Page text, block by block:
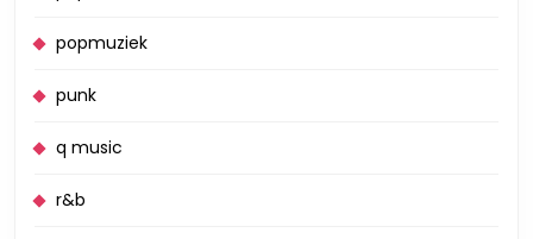
popmuziek
punk
q music
r&b